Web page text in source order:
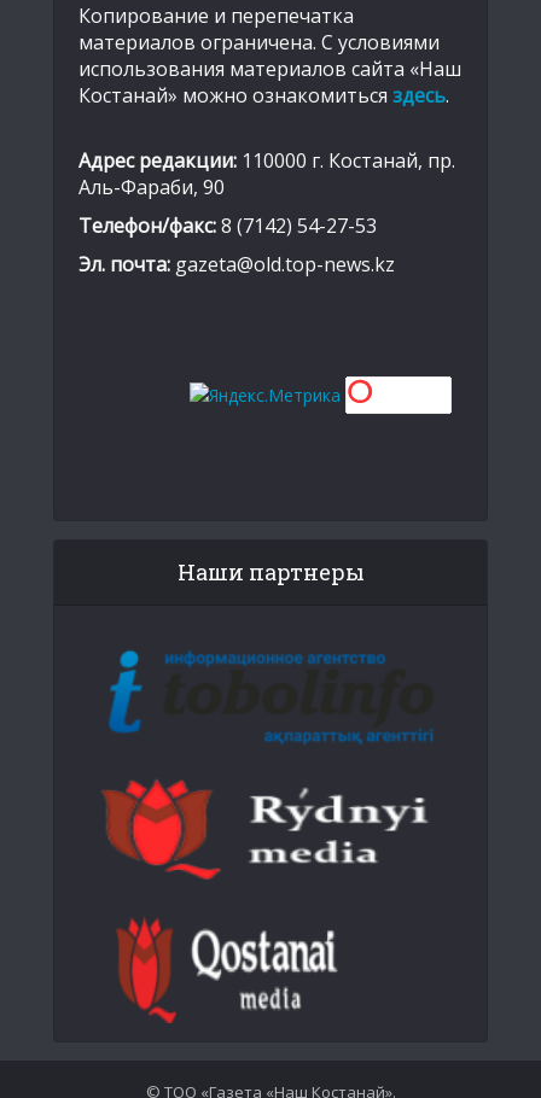
Копирование и перепечатка
материалов ограничена. С условиями
использования материалов сайта «Наш
Костанай» можно ознакомиться здесь.
Адрес редакции: 110000 г. Костанай, пр.
Аль-Фараби, 90
Телефон/факс:8 (7142) 54-27-53
Эл. почта: gazeta@old.top-news.kz
Наши партнеры
© ТОО «Газета «Наш Костанай».